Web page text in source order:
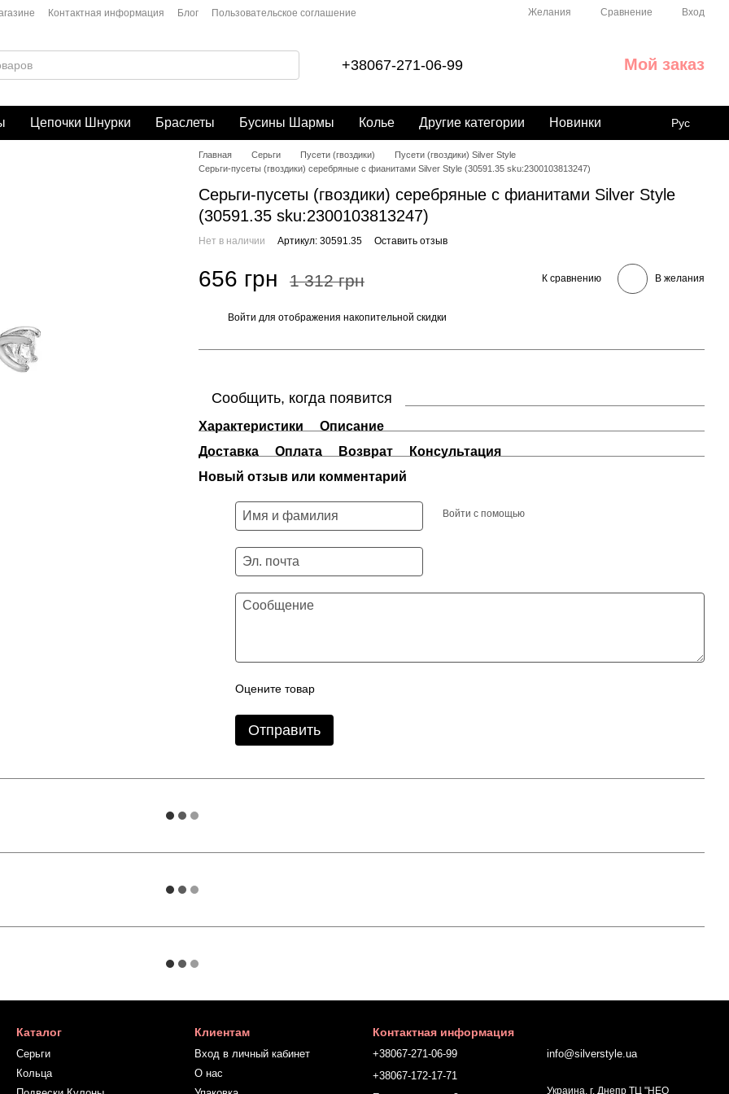
Контактная информация Блог Пользовательское соглашение Желания Сравнение Вход
+38067-271-06-99 Мой заказ
Цепочки Шнурки Браслеты Бусины Шармы Колье Другие категории Новинки Рус
Главная Серьги Пусети (гвоздики)
Пусети (гвоздики) Silver Style
Серьги-пусеты (гвоздики) серебряные с фианитами Silver Style (30591.35 sku:2300103813247)
Серьги-пусеты (гвоздики) серебряные с фианитами Silver Style
(30591.35 sku:2300103813247)
Нет в наличии Артикул: 30591.35 Оставить отзыв
656 грн 1 312 грн К сравнению В желания
Войти для отображения накопительной скидки
Сообщить, когда появится
Характеристики
Описание
Доставка
Оплата Возврат
Консультация
Новый отзыв или комментарий
Войти с помощью
Оцените товар
Отправить
Каталог
Серьги
Кольца
Клиентам
Вход в личный кабинет
О нас
Контактная информация
+38067-271-06-99
+38067-172-17-71
info@silverstyle.ua
Украина, г. Днепр ТЦ "НЕО